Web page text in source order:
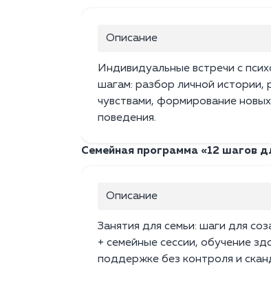
Описание
Индивидуальные встречи с
шагам: разбор личной истории,
чувствами, формирование
поведения.
Семейная программа «12 шагов
Описание
Занятия для семьи: шаги для
+ семейные сессии, обучение
поддержке без контроля и